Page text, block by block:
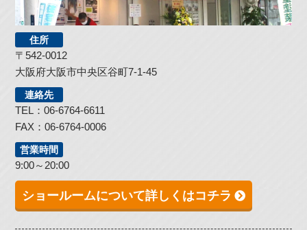
住所
〒542-0012
大阪府大阪市中央区谷町7-1-45
連絡先
TEL：06-6764-6611
FAX：06-6764-0006
営業時間
9:00～20:00
ショールームについて詳しくはコチラ